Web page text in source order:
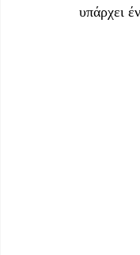
υπάρχει